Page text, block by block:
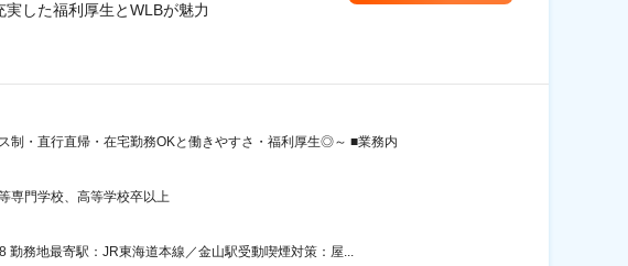
した福利厚生とWLBが魅力
制・直行直帰・在宅勤務OKと働きやすさ・福利厚生◎～ ■業務内
専門学校、高等学校卒以上
勤務地最寄駅：JR東海道本線／金山駅受動喫煙対策：屋...